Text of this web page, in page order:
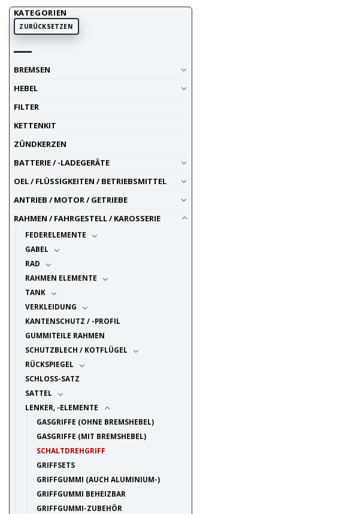
KATEGORIEN
ZURÜCKSETZEN
BREMSEN
HEBEL
FILTER
KETTENKIT
ZÜNDKERZEN
BATTERIE / -LADEGERÄTE
OEL / FLÜSSIGKEITEN / BETRIEBSMITTEL
ANTRIEB / MOTOR / GETRIEBE
RAHMEN / FAHRGESTELL / KAROSSERIE
FEDERELEMENTE
GABEL
RAD
RAHMEN ELEMENTE
TANK
VERKLEIDUNG
KANTENSCHUTZ / -PROFIL
GUMMITEILE RAHMEN
SCHUTZBLECH / KOTFLÜGEL
RÜCKSPIEGEL
SCHLOSS-SATZ
SATTEL
LENKER, -ELEMENTE
GASGRIFFE (OHNE BREMSHEBEL)
GASGRIFFE (MIT BREMSHEBEL)
SCHALTDREHGRIFF
GRIFFSETS
GRIFFGUMMI (AUCH ALUMINIUM-)
GRIFFGUMMI BEHEIZBAR
GRIFFGUMMI-ZUBEHÖR